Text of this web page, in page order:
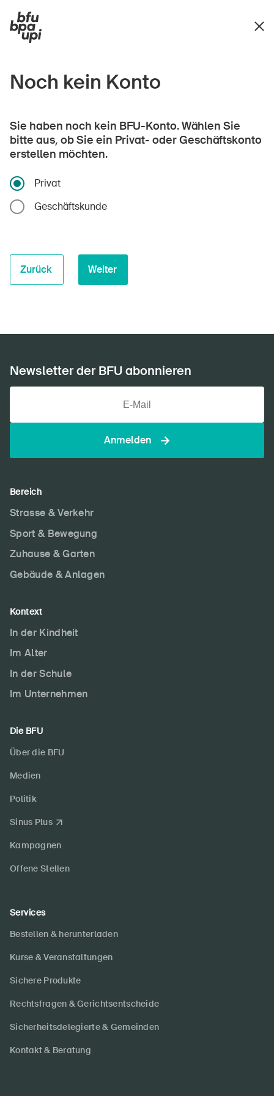
Noch kein Konto
Sie haben noch kein BFU-Konto. Wählen Sie
bitte aus, ob Sie ein Privat- oder Geschäftskonto
erstellen möchten.
Privat
Geschäftskunde
Zurück Weiter
Newsletter der BFU abonnieren
Anmelden
Bereich
Strasse & Verkehr
Sport & Bewegung
Zuhause & Garten
Gebäude & Anlagen
Kontext
In der Kindheit
Im Alter
In der Schule
Im Unternehmen
Die BFU
Über die BFU
Medien
Politik
Sinus Plus
Kampagnen
Offene Stellen
Services
Bestellen & herunterladen
Kurse & Veranstaltungen
Sichere Produkte
Rechtsfragen & Gerichtsentscheide
Sicherheitsdelegierte & Gemeinden
Kontakt & Beratung